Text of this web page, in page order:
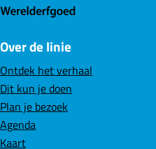
p
a
c
e
b
o
o
p
i
k
e
d
p
h
t
s
A
Over de linie
Ontdek het verhaal
Dit kun je doen
Plan je bezoek
Agenda
Kaart